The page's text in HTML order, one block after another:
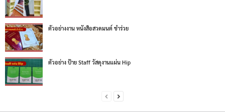
ตัวอย่างงาน หนังสือสวดมนต์ ชำร่วย
ตัวอย่าง ป้าย Staff วัสดุงานแผ่น Hip